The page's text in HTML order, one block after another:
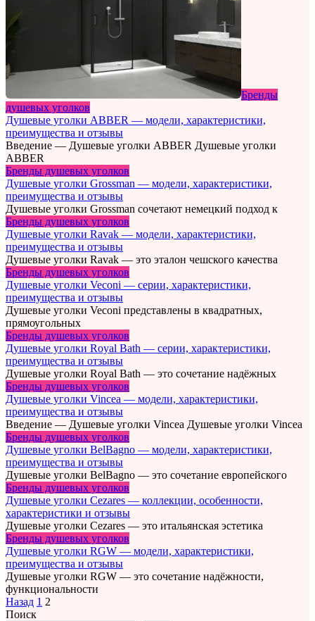
Бренды
душевых уголков
Душевые уголки ABBER — модели, характеристики,
преимущества и отзывы
Введение — Душевые уголки ABBER Душевые уголки
ABBER
Бренды душевых уголков
Душевые уголки Grossman — модели, характеристики,
преимущества и отзывы
Душевые уголки Grossman сочетают немецкий подход к
Бренды душевых уголков
Душевые уголки Ravak — модели, характеристики,
преимущества и отзывы
Душевые уголки Ravak — это эталон чешского качества
Бренды душевых уголков
Душевые уголки Veconi — серии, характеристики,
преимущества и отзывы
Душевые уголки Veconi представлены в квадратных,
прямоугольных
Бренды душевых уголков
Душевые уголки Royal Bath — серии, характеристики,
преимущества и отзывы
Душевые уголки Royal Bath — это сочетание надёжных
Бренды душевых уголков
Душевые уголки Vincea — модели, характеристики,
преимущества и отзывы
Введение — Душевые уголки Vincea Душевые уголки Vincea
Бренды душевых уголков
Душевые уголки BelBagno — модели, характеристики,
преимущества и отзывы
Душевые уголки BelBagno — это сочетание европейского
Бренды душевых уголков
Душевые уголки Cezares — коллекции, особенности,
характеристики и отзывы
Душевые уголки Cezares — это итальянская эстетика
Бренды душевых уголков
Душевые уголки RGW — модели, характеристики,
преимущества и отзывы
Душевые уголки RGW — это сочетание надёжности,
функциональности
Пагинация
записей
Назад 1 2
Поиск